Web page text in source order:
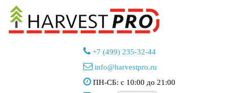
+7 (499) 235-32-44
info@harvestpro.ru
ПН-СБ: с 10:00 до 21:00